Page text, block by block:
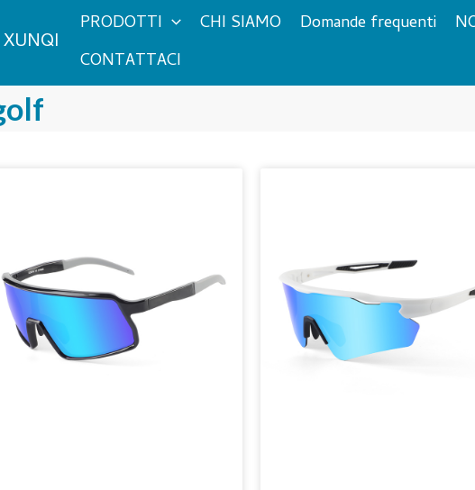
PRODOTTI CHI SIAMO Domande frequenti
CONTATTACI